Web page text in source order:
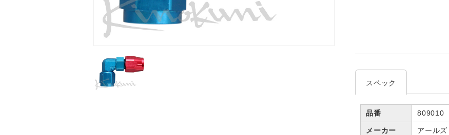
スペック
品番 809010
メーカー アールズ